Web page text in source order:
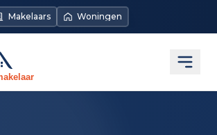
Makelaars Woningen